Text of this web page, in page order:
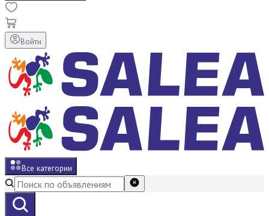
Войти
Все категории